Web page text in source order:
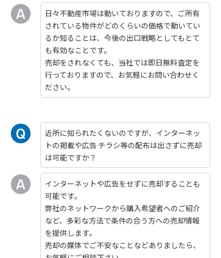
日々不動産市場は動いておりますので、ご所有
されている物件がどのくらいの価格で動いてい
るか知ることは、今後の出口戦略としてもとて
も有効なことです。
売却をされなくても、当社では即日無料査定を
行っておりますので、お気軽にお問い合わせく
ださい。
近所に知られたくないのですが、インターネッ
トの掲載や広告 チラシ等の配布は出さずに売却
は可能ですか？
インターネットや広告をせずに売却することも
可能です。
弊社のネットワークから購入希望者へのご紹介
など、多彩な方法で条件の合う方への売却情報
を提供します。
売却の媒体でご不安なことなどありましたら、